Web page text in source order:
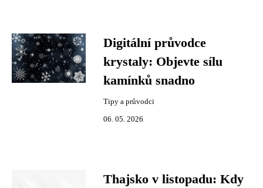
Digitální průvodce
krystaly: Objevte sílu
kamínků snadno
Tipy a průvodci
06. 05. 2026
Thajsko v listopadu: Kdy